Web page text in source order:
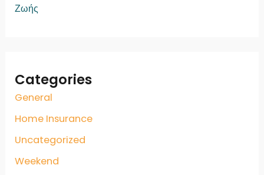
Ζωής
Categories
General
Home Insurance
Uncategorized
Weekend